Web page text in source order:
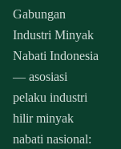
Gabungan
Industri Minyak
Nabati Indonesia
— asosiasi
pelaku industri
hilir minyak
nabati nasional: